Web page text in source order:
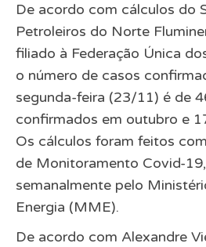
De acordo com cálculos do
Petroleiros do Norte
filiado à Federação Única
o número de casos
segunda-feira (23/11) é de
confirmados em outubro e
Os cálculos foram feitos
de Monitoramento Covid-
semanalmente pelo
Energia (MME).
De acordo com Alexandre